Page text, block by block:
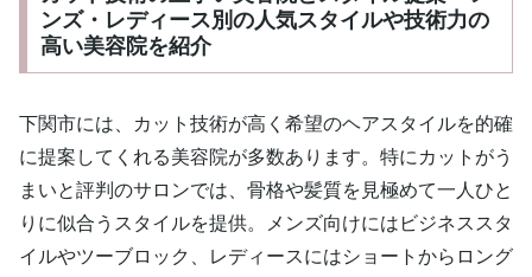
ンズ・レディース別の人気スタイルや技術力の
高い美容院を紹介
下関市には、カット技術が高く希望のヘアスタイルを的確
に提案してくれる美容院が多数あります。特にカットがう
まいと評判のサロンでは、骨格や髪質を見極めて一人ひと
りに似合うスタイルを提供。メンズ向けにはビジネススタ
イルやツーブロック、レディースにはショートからロング